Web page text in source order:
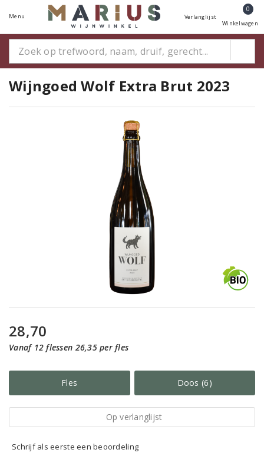
Menu Verlanglijst
0
Winkelwagen
Wijngoed Wolf Extra Brut 2023
28,70
Vanaf 12 flessen 26,35 per fles
Fles Doos (6)
Op verlanglijst
Schrijf als eerste een beoordeling